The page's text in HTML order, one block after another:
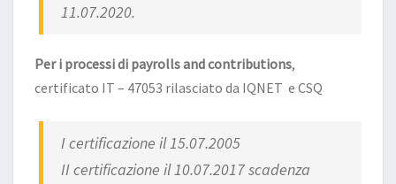
11.07.2020.
Per i processi di payrolls and contributions,
certificato IT – 47053 rilasciato da IQNET e CSQ
I certificazione il 15.07.2005
II certificazione il 10.07.2017 scadenza